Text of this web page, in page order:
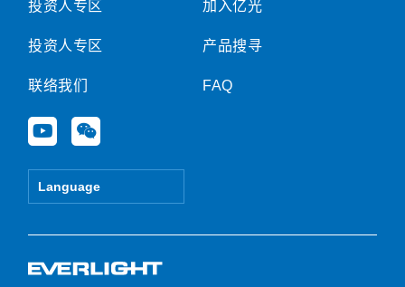
投资人专区
投资人专区
联络我们
Y
o
u
e
W
e
i
Language
加入亿光
产品搜寻
FAQ